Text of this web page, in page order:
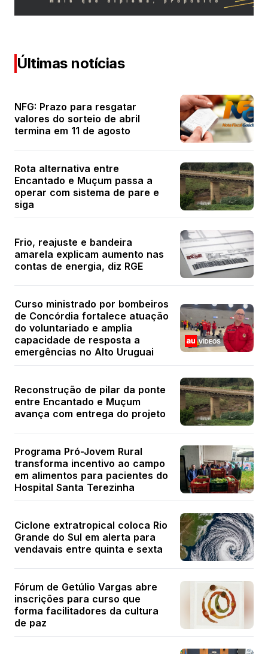
Últimas notícias
NFG: Prazo para resgatar
valores do sorteio de abril
termina em 11 de agosto
Rota alternativa entre
Encantado e Muçum passa a
operar com sistema de pare e
siga
Frio, reajuste e bandeira
amarela explicam aumento nas
contas de energia, diz RGE
Curso ministrado por bombeiros
de Concórdia fortalece atuação
do voluntariado e amplia
capacidade de resposta a
emergências no Alto Uruguai
Reconstrução de pilar da ponte
entre Encantado e Muçum
avança com entrega do projeto
Programa Pró-Jovem Rural
transforma incentivo ao campo
em alimentos para pacientes do
Hospital Santa Terezinha
Ciclone extratropical coloca Rio
Grande do Sul em alerta para
vendavais entre quinta e sexta
Fórum de Getúlio Vargas abre
inscrições para curso que
forma facilitadores da cultura
de paz